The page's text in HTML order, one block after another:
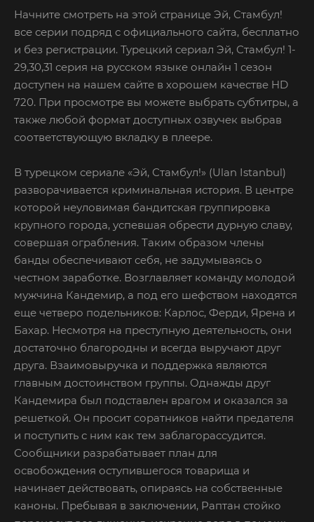
Начните смотреть на этой странице Эй, Стамбул!
все серии подряд с официального сайта, бесплатно
и без регистрации. Турецкий сериал Эй, Стамбул! 1-
29,30,31 серия на русском языке онлайн 1 сезон
доступен на нашем сайте в хорошем качестве HD
720. При просмотре вы можете выбрать субтитры, а
также любой формат доступных озвучек выбрав
соответствующую вкладку в плеере.
В турецком сериале «Эй, Стамбул!» (Ulan Istanbul)
разворачивается криминальная история. В центре
которой неуловимая бандитская группировка
крупного города, успевшая обрести дурную славу,
совершая ограбления. Таким образом члены
банды обеспечивают себя, не задумываясь о
честном заработке. Возглавляет команду молодой
мужчина Кандемир, а под его шефством находятся
еще четверо подельников: Карлос, Ферди, Ярена и
Бахар. Несмотря на преступную деятельность, они
достаточно благородны и всегда выручают друг
друга. Взаимовыручка и поддержка являются
главным достоинством группы. Однажды друг
Кандемира был подставлен врагом и оказался за
решеткой. Он просит соратников найти предателя
и поступить с ним как тем заблагорассудится.
Сообщники разрабатывает план для
освобождения оступившегося товарища и
начинает действовать, опираясь на собственные
каноны. Пребывая в заключении, Раптан стойко